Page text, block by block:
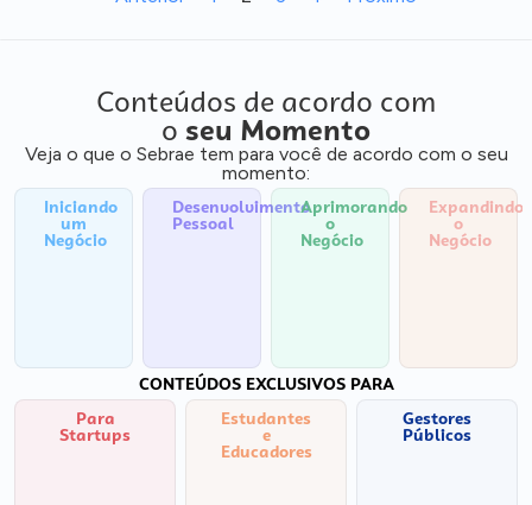
Conteúdos de acordo com
o seu Momento
Veja o que o Sebrae tem para você de acordo com o seu
momento:
Iniciando
um
Negócio
Desenvolvimento
Pessoal
Aprimorando
o
Negócio
Expandindo
o
Negócio
CONTEÚDOS EXCLUSIVOS PARA
Para
Startups
Estudantes
e
Educadores
Gestores
Públicos